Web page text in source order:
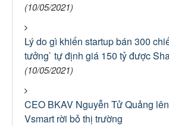
(10/05/2021)
Lý do gì khiến startup bán 300
tưởng` tự định giá 150 tỷ được
(10/05/2021)
CEO BKAV Nguyễn Tử Quảng
Vsmart rời bỏ thị trường